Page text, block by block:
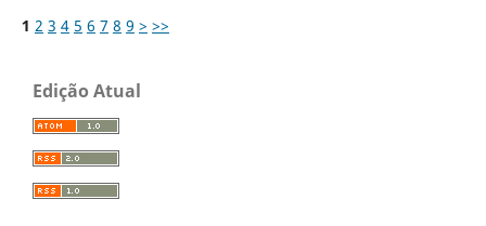
1 2 3 4 5 6 7 8 9 > >>
Edição Atual